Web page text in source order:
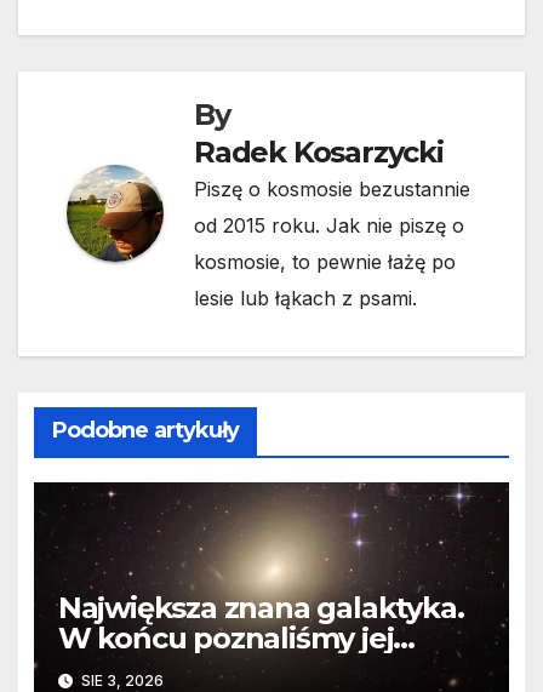
By
Radek Kosarzycki
Piszę o kosmosie bezustannie
od 2015 roku. Jak nie piszę o
kosmosie, to pewnie łażę po
lesie lub łąkach z psami.
Podobne artykuły
Największa znana galaktyka.
W końcu poznaliśmy jej
faktyczne wymiary
SIE 3, 2026